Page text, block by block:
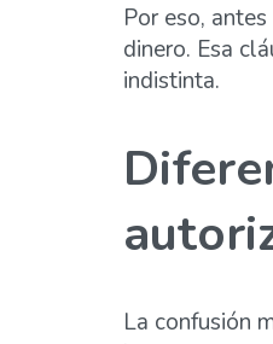
Por eso,
dinero. Esa
indistinta.
La confusión